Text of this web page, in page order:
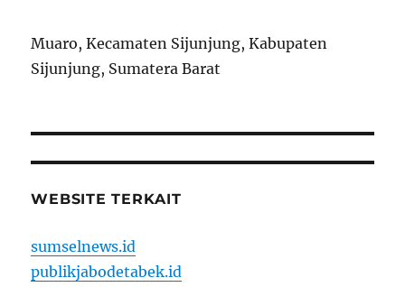
Muaro, Kecamaten Sijunjung, Kabupaten
Sijunjung, Sumatera Barat
WEBSITE TERKAIT
sumselnews.id
publikjabodetabek.id